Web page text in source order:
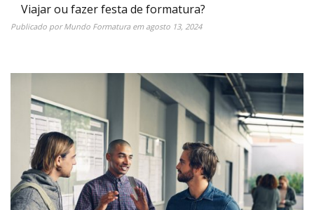
Viajar ou fazer festa de formatura?
Publicado porMundo Formaturaem agosto 13, 2024